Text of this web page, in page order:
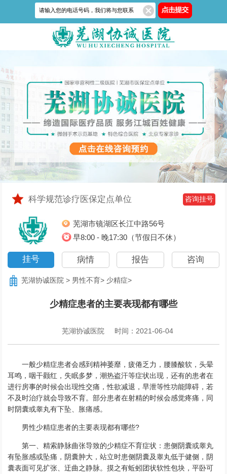
科学规范诊疗医保定点单位 咨询挂号
芜湖市镜湖区长江中路56号
早8:00 - 晚17:30（节假日不休）
挂号 病情 报告 咨询
芜湖协诚医院 > 男性不育> 少精症>
少精症患者的主要表现都有哪些
芜湖协诚医院 时间：2021-06-04
一般少精症患者会感到精神萎靡，疲倦乏力，腰膝酸软，头晕
耳鸣，咽干颧红，失眠多梦，潮热盗汗等症状出现，还有的患者在
进行房事的时候会出现性交痛，性欲减退，早泄等性功能障碍，若
不及时治疗就会导致不育。部分患者在射精的时候会感觉疼痛，同
时阴囊或睾丸有下坠、胀痛感。
男性少精症患者的主要表现都有哪些?
第一、精索静脉曲张导致的少精症不育症状：患侧阴囊或睾丸
有坠胀感或坠痛，阴囊肿大，站立时患侧阴囊及睾丸低于健侧，阴
囊表面可见扩张、迂曲之静脉。摸之有蚯蚓团状软性包块，平卧可